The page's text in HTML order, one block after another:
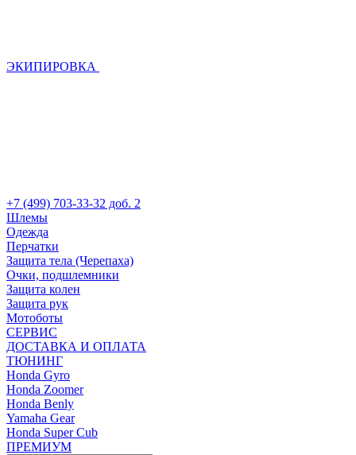
ЭКИПИРОВКА
+7 (499) 703-33-32 доб. 2
Шлемы
Одежда
Перчатки
Защита тела (Черепаха)
Очки, подшлемники
Защита колен
Защита рук
Мотоботы
СЕРВИС
ДОСТАВКА И ОПЛАТА
ТЮНИНГ
Honda Gyro
Honda Zoomer
Honda Benly
Yamaha Gear
Honda Super Cub
ПРЕМИУМ